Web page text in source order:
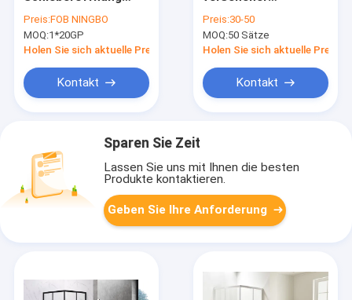
für Bad
Preis:FOB NINGBO
MOQ:1*20GP
Holen Sie sich aktuelle Preis
Kontakt
Aluminiumrahmen
des Ecken-
Badezimmer-
Preis:30-50
MOQ:50 Sätze
Holen Sie sich aktuelle Preis
Kontakt
Sparen Sie Zeit
Lassen Sie uns mit Ihnen die besten
Produkte kontaktieren.
Geben Sie Ihre Anforderung